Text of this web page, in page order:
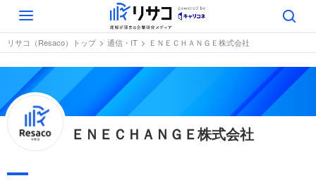
Toggle
navigation
リサコ（Resaco）トップ 通信・IT ＥＮＥＣＨＡＮＧＥ株式会社
ＥＮＥＣＨＡＮＧＥ株式会社